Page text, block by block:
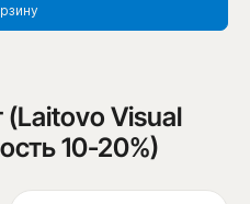
Visual
10-20%)